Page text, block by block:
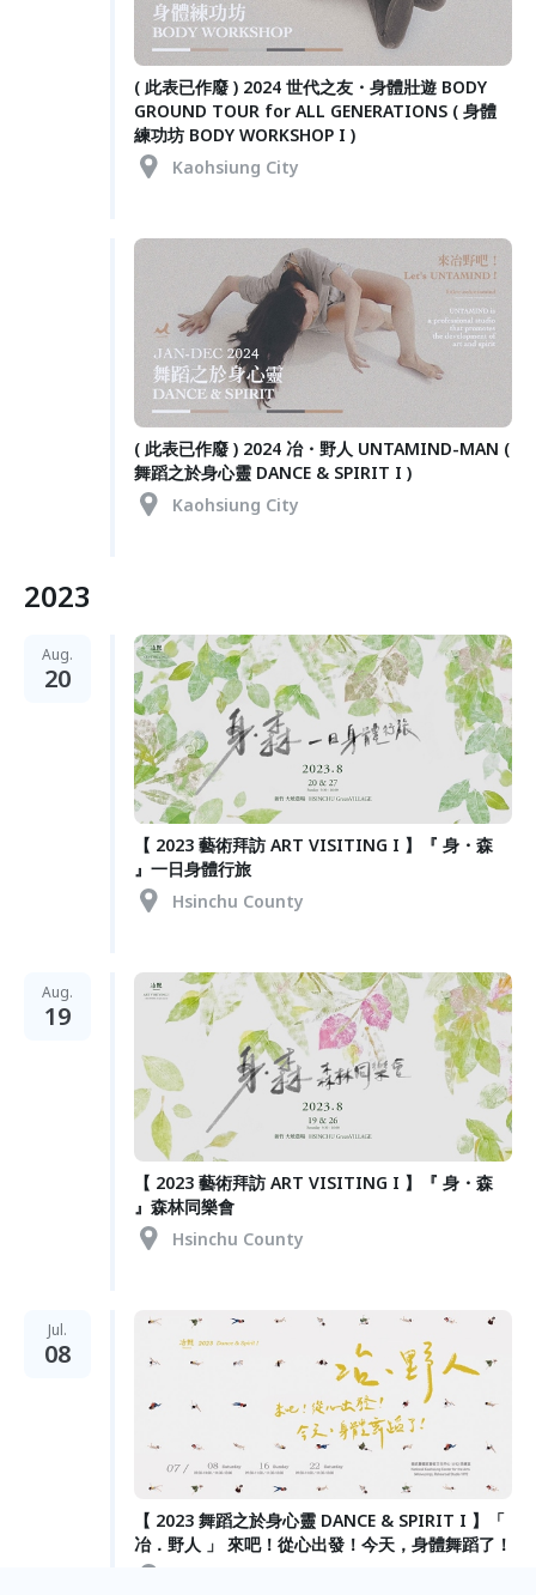
( 此表已作廢 ) 2024 世代之友・身體壯遊 BODY
GROUND TOUR for ALL GENERATIONS ( 身體
練功坊 BODY WORKSHOP I )
Kaohsiung City
( 此表已作廢 ) 2024 冶・野人 UNTAMIND-MAN (
舞蹈之於身心靈 DANCE & SPIRIT I )
Kaohsiung City
2023
Aug.
20
【 2023 藝術拜訪 ART VISITING I 】『 身・森
』一日身體行旅
Hsinchu County
Aug.
19
【 2023 藝術拜訪 ART VISITING I 】『 身・森
』森林同樂會
Hsinchu County
Jul.
08
【 2023 舞蹈之於身心靈 DANCE & SPIRIT I 】「
冶．野人 」 來吧！從心出發！今天，身體舞蹈了！